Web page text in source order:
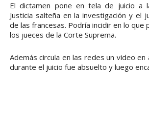
El dictamen pone en tela de juicio a
Justicia salteña en la investigación y el
de las francesas. Podría incidir en lo que
los jueces de la Corte Suprema.
Además circula en las redes un video en
durante el juicio fue absuelto y luego